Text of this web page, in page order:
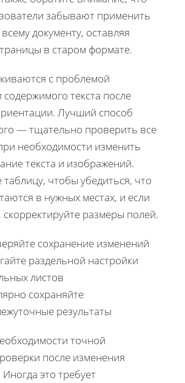
забывают применить
документу, оставляя
в старом формате.
с проблемой
содержимого текста после
Лучший способ
— тщательно проверить все
необходимости изменить
текста и изображений.
таблицу, чтобы убедиться, что
в нужных местах, и если
размеры полей.
сохранение изменений
раздельной настройки
листов
сохраняйте
результаты
точной
после изменения
это требует